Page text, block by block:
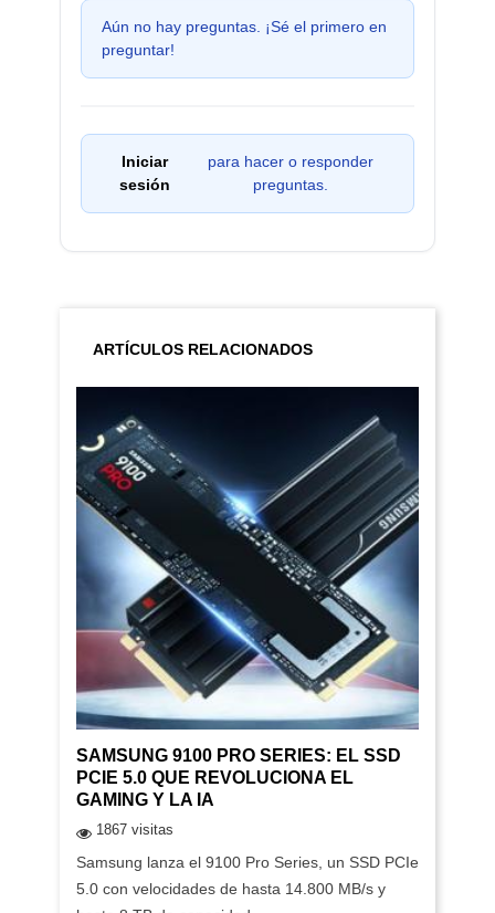
Aún no hay preguntas. ¡Sé el primero en
preguntar!
Iniciar
sesión
para hacer o responder
preguntas.
ARTÍCULOS RELACIONADOS
SAMSUNG 9100 PRO SERIES: EL SSD
PCIE 5.0 QUE REVOLUCIONA EL
GAMING Y LA IA
1867 visitas
Samsung lanza el 9100 Pro Series, un SSD PCIe
5.0 con velocidades de hasta 14.800 MB/s y